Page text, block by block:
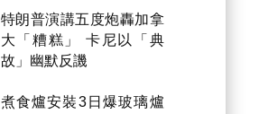
特朗普演講五度炮轟加拿
大「糟糕」 卡尼以「典
故」幽默反譏
煮食爐安裝3日爆玻璃爐